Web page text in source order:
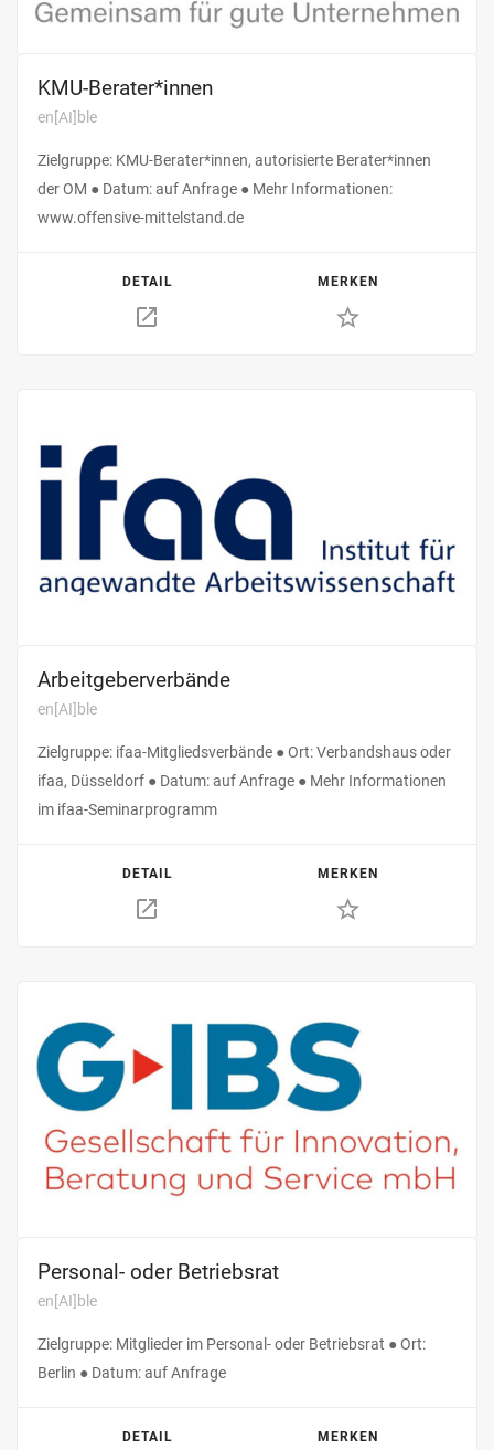
KMU-Berater*innen
en[AI]ble
Zielgruppe: KMU-Berater*innen, autorisierte Berater*innen
der OM ● Datum: auf Anfrage ● Mehr Informationen:
www.offensive-mittelstand.de
DETAIL MERKEN
star_border
Arbeitgeber­verbände
en[AI]ble
Zielgruppe: ifaa-Mitgliedsverbände ● Ort: Verbandshaus oder
ifaa, Düsseldorf ● Datum: auf Anfrage ● Mehr Informationen
im ifaa-Seminarprogramm
DETAIL MERKEN
star_border
Personal- oder Betriebsrat
en[AI]ble
Zielgruppe: Mitglieder im Personal- oder Betriebsrat ● Ort:
Berlin ● Datum: auf Anfrage
DETAIL MERKEN